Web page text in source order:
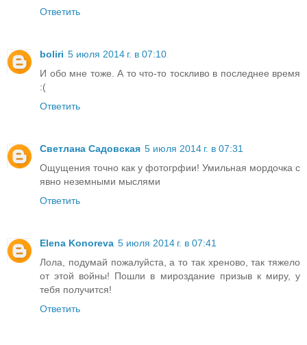
Ответить
boliri 5 июля 2014 г. в 07:10
И обо мне тоже. А то что-то тоскливо в последнее время
:(
Ответить
Светлана Садовская 5 июля 2014 г. в 07:31
Ощущения точно как у фотогрфии! Умильная мордочка с
явно неземными мыслями
Ответить
Elena Konoreva 5 июля 2014 г. в 07:41
Лола, подумай пожалуйста, а то так хреново, так тяжело
от этой войны! Пошли в мироздание призыв к миру, у
тебя получится!
Ответить